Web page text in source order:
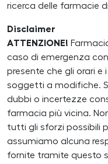
ricerca delle farmacie
Disclaimer
ATTENZIONE!
caso di emergenza
presente che gli orari e
soggetti a modifiche.
dubbi o incertezze
farmacia più vicina.
tutti gli sforzi possibili
assumiamo alcuna
fornite tramite questo